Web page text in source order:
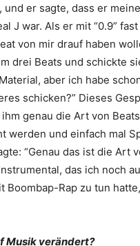
er sagte, dass er
J war. Als er mit “0.9”
von mir drauf haben
drei Beats und schickte
aber ich habe
schicken?” Dieses
genau die Art von
und einfach mal
“Genau das ist die Art
das ich noch
Rap zu tun
Musik ­verändert?